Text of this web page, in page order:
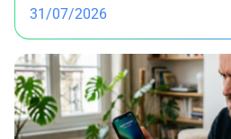
31/07/2026